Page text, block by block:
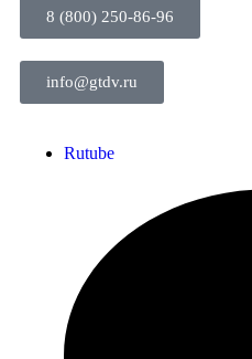
8 (800) 250-86-96
info@gtdv.ru
Rutube